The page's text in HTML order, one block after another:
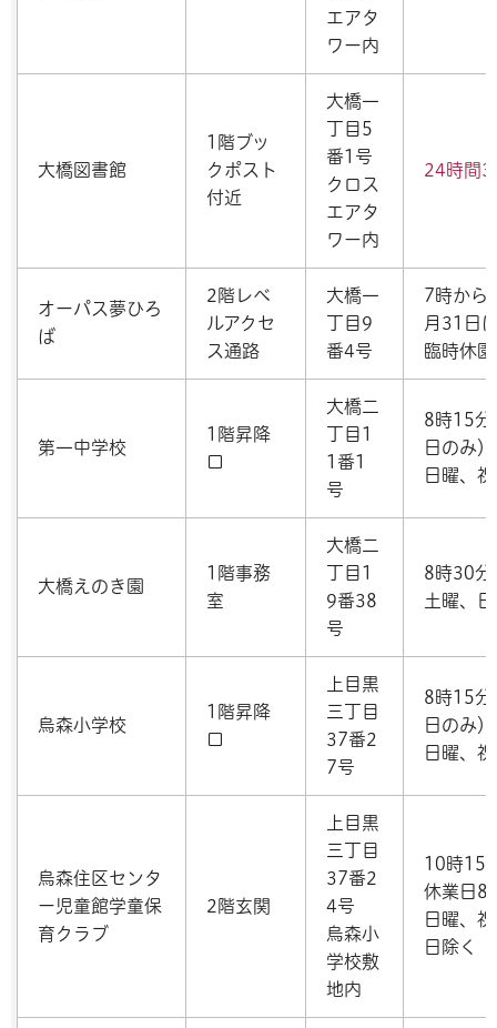
エアタ
ワー内
大橋図書館
1階ブッ
クポスト
付近
大橋一
丁目5
番1号
クロス
エアタ
ワー内
24時間
オーパス夢ひろ
ば
2階レベ
ルアクセ
ス通路
大橋一
丁目9
番4号
7時から
月31日
臨時休
第一中学校
1階昇降
口
大橋二
丁目1
1番1
号
8時15分
日のみ）
日曜、
大橋えのき園
1階事務
室
大橋二
丁目1
9番38
号
8時30分
土曜、
烏森小学校
1階昇降
口
上目黒
三丁目
37番2
7号
8時15分
日のみ）
日曜、
烏森住区センタ
ー児童館学童保
育クラブ
2階玄関
上目黒
三丁目
37番2
4号
烏森小
学校敷
地内
10時15
休業日8
日曜、
日除く